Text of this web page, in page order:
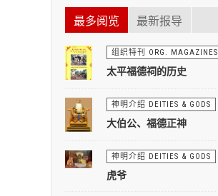
最多阅览 最新报导
组织特刊 ORG. MAGAZINES
太平福德祠的历史
神明介绍 DEITIES & GODS
大伯公、福德正神
神明介绍 DEITIES & GODS
虎爷